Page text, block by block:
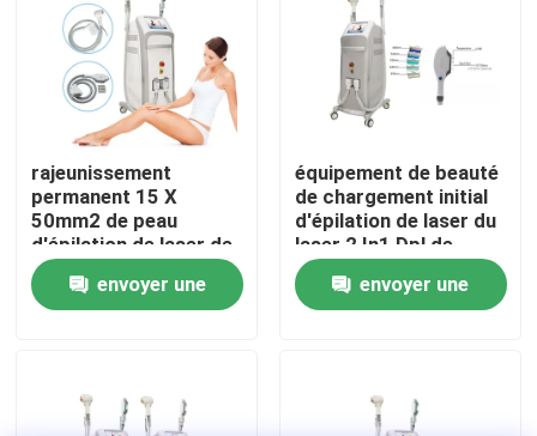
Au sujet de nous
Visite d'usine
Contrôle de qualité
Contactez-nous
Demandez une citation
rajeunissement
permanent 15 X
50mm2 de peau
d'épilation de laser de
diode du chargement
initial SHR de l'acné
480nm
envoyer une
équipement de beauté
de chargement initial
d'épilation de laser du
laser 2 In1 Dpl de
chargement initial Shr
Elight de 1600w 20HZ
envoyer une